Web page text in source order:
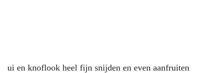
ui en knoflook heel fijn snijden en even aanfruiten